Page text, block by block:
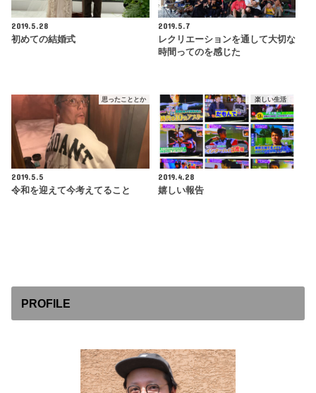
2019.5.28
初めての結婚式
2019.5.7
レクリエーションを通して大切な
時間ってのを感じた
思ったこととか
2019.5.5
令和を迎えて今考えてること
楽しい生活
2019.4.28
嬉しい報告
PROFILE